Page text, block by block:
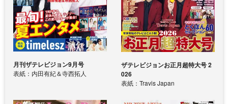
月刊ザテレビジョン9月号
表紙：内田有紀＆寺西拓人
ザテレビジョンお正月超特大号 2
026
表紙：Travis Japan